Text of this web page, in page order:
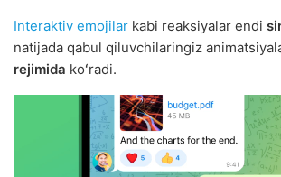
Interaktiv emojilar kabi reaksiyalar endi
natijada qabul qiluvchilaringiz
rejimida koʻradi.